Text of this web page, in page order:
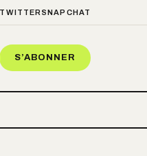
TWITTER SNAPCHAT
S’ABONNER